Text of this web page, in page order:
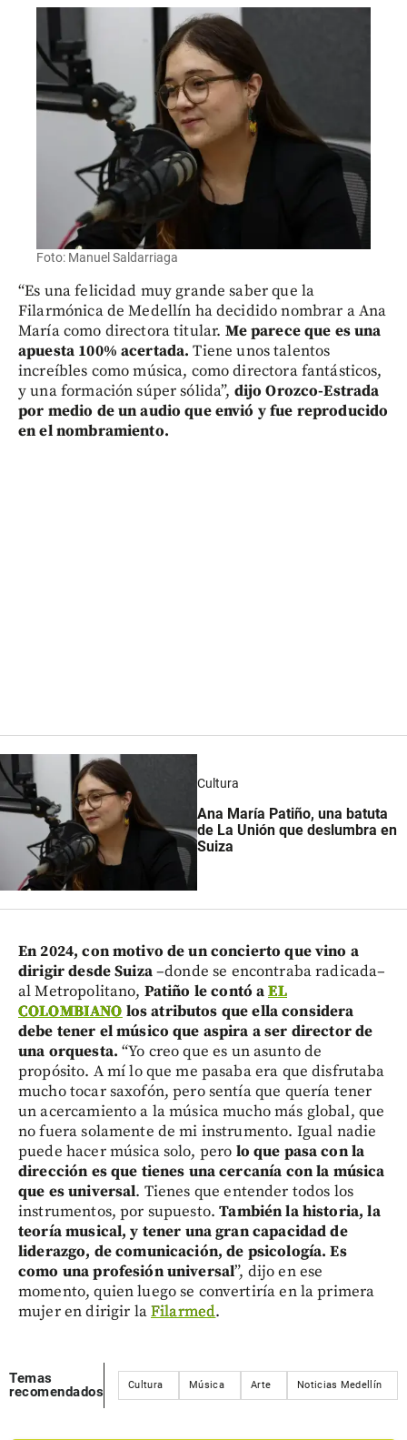
Foto: Manuel Saldarriaga
“Es una felicidad muy grande saber que la
Filarmónica de Medellín ha decidido nombrar a Ana
María como directora titular. Me parece que es una
apuesta 100% acertada.Tiene unos talentos
increíbles como música, como directora fantásticos,
y una formación súper sólida”, dijo Orozco-Estrada
por medio de un audio que envió y fue reproducido
en el nombramiento.
Cultura
Ana María Patiño, una batuta
de La Unión que deslumbra en
Suiza
En 2024, con motivo de un concierto que vino a
dirigir desde Suiza–donde se encontraba radicada–
al Metropolitano, Patiño le contó aEL
COLOMBIANO los atributos que ella considera
debe tener el músico que aspira a ser director de
una orquesta.“Yo creo que es un asunto de
propósito. A mí lo que me pasaba era que disfrutaba
mucho tocar saxofón, pero sentía que quería tener
un acercamiento a la música mucho más global, que
no fuera solamente de mi instrumento. Igual nadie
puede hacer música solo, pero lo que pasa con la
dirección es que tienes una cercanía con la música
que es universal. Tienes que entender todos los
instrumentos, por supuesto.También la historia, la
teoría musical, y tener una gran capacidad de
liderazgo, de comunicación, de psicología. Es
como una profesión universal”, dijo en ese
momento, quien luego se convertiría en la primera
mujer en dirigir laFilarmed.
Temas
recomendados
Cultura Música Arte Noticias Medellín